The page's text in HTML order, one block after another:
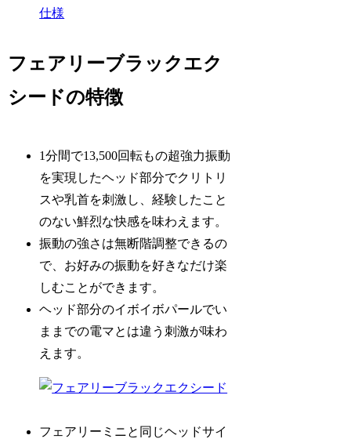
仕様
フェアリーブラックエク
シードの特徴
1分間で13,500回転もの超強力振動
を実現したヘッド部分でクリトリ
スや乳首を刺激し、経験したこと
のない鮮烈な快感を味わえます。
振動の強さは無断階調整できるの
で、お好みの振動を好きなだけ楽
しむことができます。
ヘッド部分のイボイボパールでい
ままでの電マとは違う刺激が味わ
えます。
フェアリーミニと同じヘッドサイ